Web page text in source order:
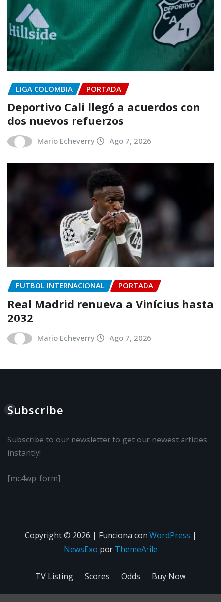
LIGA COLOMBIA PORTADA
Deportivo Cali llegó a acuerdos con
dos nuevos refuerzos
Mario Echeverry Ago 7, 2026
FUTBOL INTERNACIONAL PORTADA
Real Madrid renueva a Vinícius hasta
2032
Mario Echeverry Ago 7, 2026
Subscribe
Subscribe to our newsletter to get our newest articles
instantly!
[mc4wp_form]
Copyright © 2026 | Funciona con WordPress |
NewsExo por ThemeArile
TV Listing Scores Odds Buy Now